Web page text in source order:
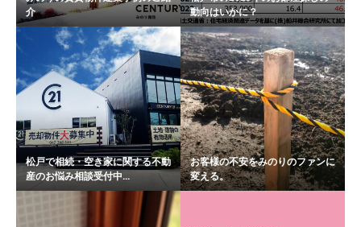
介
動向はいかに？
松戸で相続・空き家に関する不動
産のお悩み相談受付中...
お客様の不安をみのりのファンに
変える。